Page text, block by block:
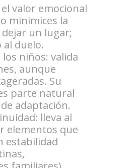
el valor emocional
minimices la
un lugar;
al duelo.
los niños: valida
aunque
Su
parte natural
adaptación.
lleva al
elementos que
estabilidad